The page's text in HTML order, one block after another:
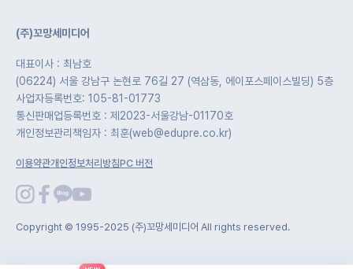
(주)꼬망세미디어
대표이사 : 최남호
(06224) 서울 강남구 논현로 76길 27 (역삼동, 에이포스페이스빌딩) 5층
사업자등록번호: 105-81-01773
통신판매업등록번호 : 제2023-서울강남-01170호
개인정보관리책임자 : 최훈(web@edupre.co.kr)
이용약관개인정보처리방침PC 버전
Copyright © 1995-2025 (주)꼬망세미디어 All rights reserved.